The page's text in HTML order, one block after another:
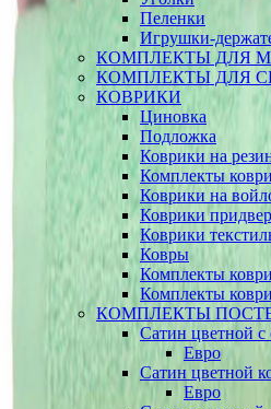
Пеленки
Игрушки-
КОМПЛЕКТЫ ДЛЯ
КОМПЛЕКТЫ ДЛЯ
КОВРИКИ
Циновка
Подложка
Коврики на
Комплекты
Коврики на
Коврики
Коврики
Ковры
Комплекты
Комплекты
КОМПЛЕКТЫ
Сатин цветной с
Евро
Сатин цветной
Евро